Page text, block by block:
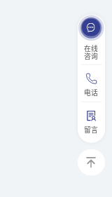
在线
咨询
电话
留言